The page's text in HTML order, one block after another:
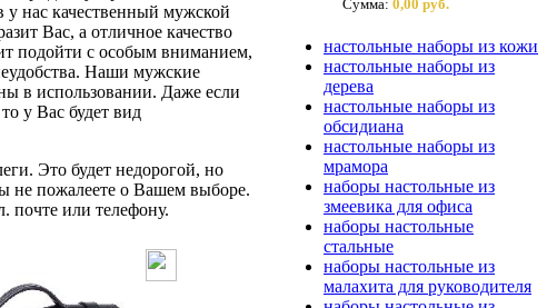
у нас качественный мужской
Вас, а отличное качество
подойти с особым вниманием,
Наши мужские
в использовании. Даже если
у Вас будет вид
Это будет недорогой, но
не пожалеете о Вашем выборе.
почте или телефону.
Сумма: 0,00 руб.
настольные наборы из кожи
настольные наборы из
дерева
настольные наборы из
обсидиана
настольные наборы из
мрамора
наборы настольные из
змеевика для офиса
наборы настольные
стальные
наборы настольные из
малахита для руководителя